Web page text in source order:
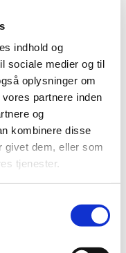
indhold og
sociale medier og til
oplysninger om
partnere inden
og
kombinere disse
givet dem, eller som
tjenester.